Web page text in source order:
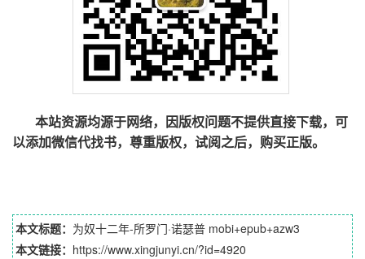
本站资源均源于网络，因版权问题不提供直接下载，可
以添加微信代找书，尊重版权，试阅之后，购买正版。
本文标题： 为奴十二年-所罗门·诺瑟普 mobi+epub+azw3
本文链接： https://www.xingjunyi.cn/?id=4920